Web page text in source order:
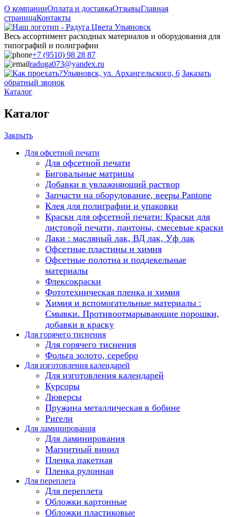
О компанииОплата и доставкаОтзывыГлавная
страницаКонтакты
Весь ассортимент расходных материалов и оборудования для
типографий и полиграфии
+7 (9510) 98 28 87
raduga073@yandex.ru
Ульяновск, ул. Архангельского, 6 Заказать
обратный звонок
Каталог
Каталог
Закрыть
Для офсетной печати
Для офсетной печати
Биговальные матрицы
Добавки в увлажняющий раствор
Запчасти на оборудование, вееры Pantone
Клея для полиграфии и упаковки
Краски для офсетной печати: Краски для
листовой печати, пантоны, смесевые краски
Лаки : масляный лак, ВД лак, Уф лак
Офсетные пластины и химия
Офсетные полотна и поддекельные
материалы
Флексокраски
Фототехническая пленка и химия
Химия и вспомогательные материалы :
Смывки. Противоотмарывающие порошки,
добавки в краску
Для горячего тиснения
Для горячего тиснения
Фольга золото, серебро
Для изготовления календарей
Для изготовления календарей
Курсоры
Люверсы
Пружина металлическая в бобине
Ригели
Для ламинирования
Для ламинирования
Магнитный винил
Пленка пакетная
Пленка рулонная
Для переплета
Для переплета
Обложки картонные
Обложки пластиковые